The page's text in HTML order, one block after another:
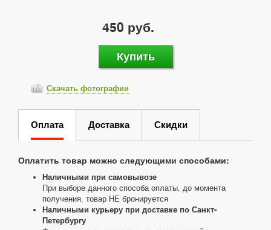
450 руб.
Купить
Скачать фотографии
Оплата Доставка Скидки
Оплатить товар можно следующими способами:
Наличными при самовывозе
При выборе данного способа оплаты, до момента
получения, товар НЕ бронируется
Наличными курьеру при доставке по Санкт-
Петербургу